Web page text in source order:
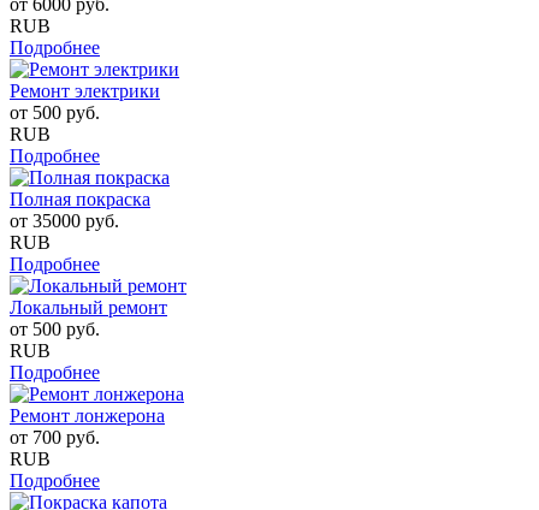
от 6000 руб.
RUB
Подробнее
Ремонт электрики
от 500 руб.
RUB
Подробнее
Полная покраска
от 35000 руб.
RUB
Подробнее
Локальный ремонт
от 500 руб.
RUB
Подробнее
Ремонт лонжерона
от 700 руб.
RUB
Подробнее